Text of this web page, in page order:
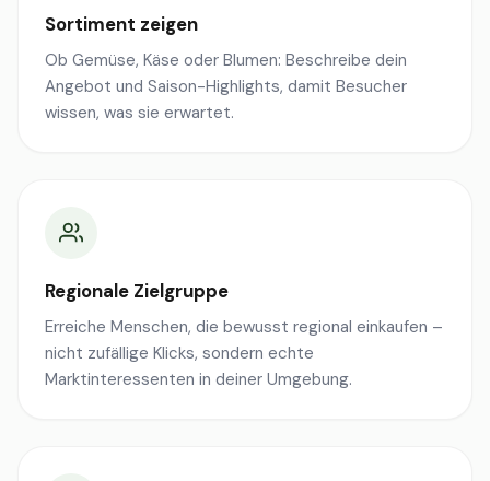
Sortiment zeigen
Ob Gemüse, Käse oder Blumen: Beschreibe dein
Angebot und Saison-Highlights, damit Besucher
wissen, was sie erwartet.
Regionale Zielgruppe
Erreiche Menschen, die bewusst regional einkaufen –
nicht zufällige Klicks, sondern echte
Marktinteressenten in deiner Umgebung.